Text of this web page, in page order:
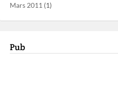
Mars 2011 (1)
Pub